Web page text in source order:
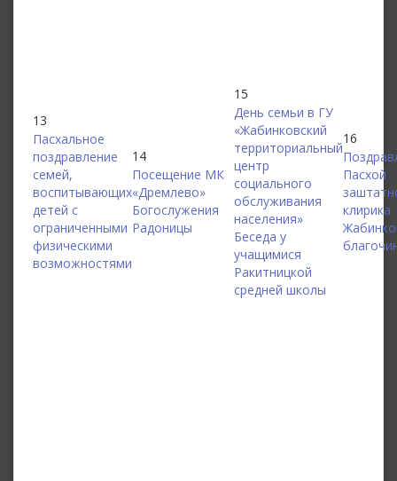
13
Пасхальное
поздравление
семей,
воспитывающих
детей с
ограниченными
физическими
возможностями
14
Посещение МК
«Дремлево»
Богослужения
Радоницы
15
День семьи в ГУ
«Жабинковский
территориальный
центр
социального
обслуживания
населения»
Беседа у
учащимися
Ракитницкой
средней школы
16
Пасхой
клирика